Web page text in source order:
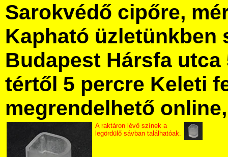
Sarokvédő cipőre,
Kapható üzletünkben
Budapest Hársfa utca
tértől 5 percre Keleti
megrendelhető
A raktáron lévő színek a
legördülő sávban találhatóak.